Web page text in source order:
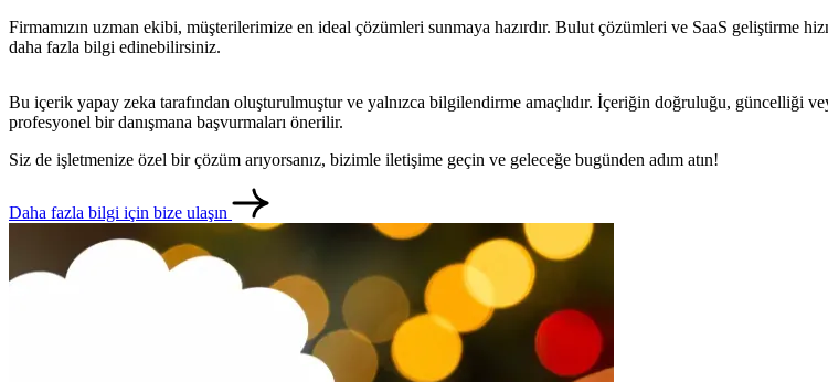
Firmamızın uzman ekibi, müşterilerimize en ideal çözümleri sunmaya hazırdır. Bulut çözümleri ve SaaS geliştirme
daha fazla bilgi edinebilirsiniz.
Bu içerik yapay zeka tarafından oluşturulmuştur ve yalnızca bilgilendirme amaçlıdır. İçeriğin doğruluğu,
profesyonel bir danışmana başvurmaları önerilir.
Siz de işletmenize özel bir çözüm arıyorsanız, bizimle iletişime geçin ve geleceğe bugünden adım atın!
Daha fazla bilgi için bize ulaşın